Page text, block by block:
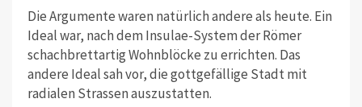
Die Argumente waren natürlich andere als heute. Ein
Ideal war, nach dem Insulae-System der Römer
schachbrettartig Wohnblöcke zu errichten. Das
andere Ideal sah vor, die gottgefällige Stadt mit
radialen Strassen auszustatten.